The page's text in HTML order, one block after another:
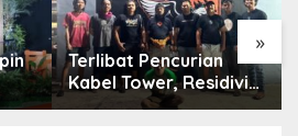
»
Terlibat Pencurian
Kabel Tower, Residivis
yang Sempat Kabur